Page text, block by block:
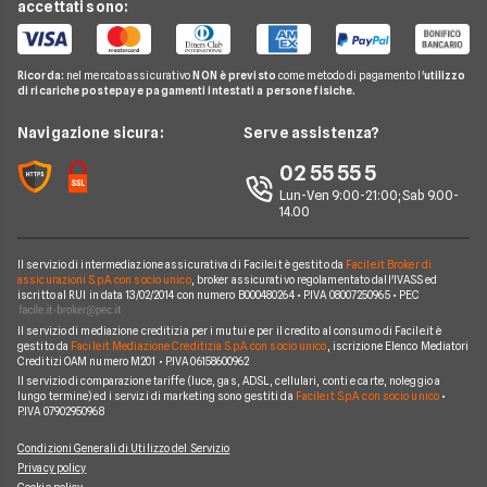
Pay TV
Noleggio Lungo Termine
News
Contatti
Investimenti e Risparmi
Carte Revolving
Carta conto
CheBanca!
Findomestic
Hello Bank!
Fineco
Hype
N26
Revolut
Domande Conti
Notizie Conti
Argomenti in evidenza Conti
Prodotti Conti
accettati sono:
Ricorda: nel mercato assicurativoNON è previsto come metodo di pagamento l'utilizzo
di ricariche postepay e pagamenti intestati a persone fisiche.
Navigazione sicura: Serve assistenza?
02 55 55 5
Lun-Ven 9:00-21:00; Sab 9.00-
14.00
Il servizio di intermediazione assicurativa di Facile.it è gestito da Facile.it Broker di
assicurazioni S.p.A. con socio unico, broker assicurativo regolamentato dall'IVASS ed
iscritto al RUI in data 13/02/2014 con numero B000480264 • P.IVA 08007250965 • PEC
Il servizio di mediazione creditizia per i mutui e per il credito al consumo di Facile.it è
gestito da Facile.it Mediazione Creditizia S.p.A. con socio unico , iscrizione Elenco Mediatori
Creditizi OAM numero M201 • P.IVA 06158600962
Il servizio di comparazione tariffe (luce, gas, ADSL, cellulari, conti e carte, noleggio a
lungo termine) ed i servizi di marketing sono gestiti da Facile.it S.p.A. con socio unico•
P.IVA 07902950968
Condizioni Generali di Utilizzo del Servizio
Privacy policy